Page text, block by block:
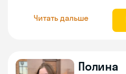
Читать дальше
Полина